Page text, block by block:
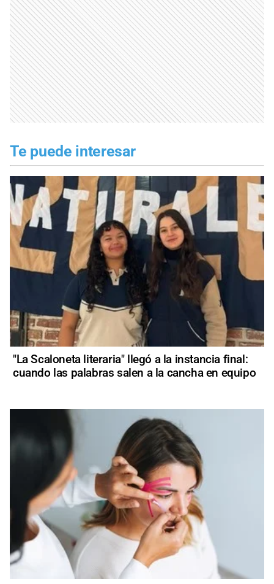
Te puede interesar
"La Scaloneta literaria" llegó a la instancia final:
cuando las palabras salen a la cancha en equipo